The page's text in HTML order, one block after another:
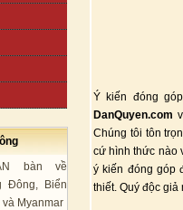
bàn về
Đông, Biển
Myanmar
Ý kiến đóng
DanQuyen.com
Chúng tôi tôn
cứ hình thức nào
ý kiến đóng góp
thiết. Quý độc